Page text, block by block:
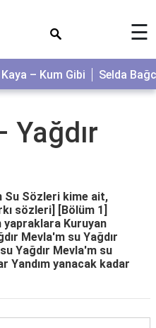
☰
– Kum Gibi Selda
Yağdır
Su Sözleri kime ait,
sözleri] [Bölüm 1]
Kuruyan
Mevla'm su Yağdır
Yağdır Mevla'm su
Yandım yanacak kadar